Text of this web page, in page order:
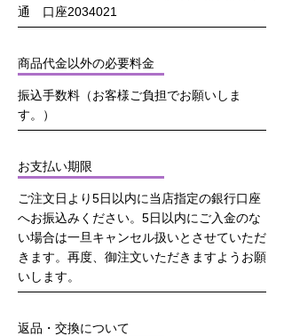
通 口座2034021
商品代金以外の必要料金
振込手数料（お客様ご負担でお願いしま
す。）
お支払い期限
ご注文日より5日以内に当店指定の銀行口座
へお振込みください。5日以内にご入金のな
い場合は一旦キャンセル扱いとさせていただ
きます。再度、御注文いただきますようお願
いします。
返品・交換について